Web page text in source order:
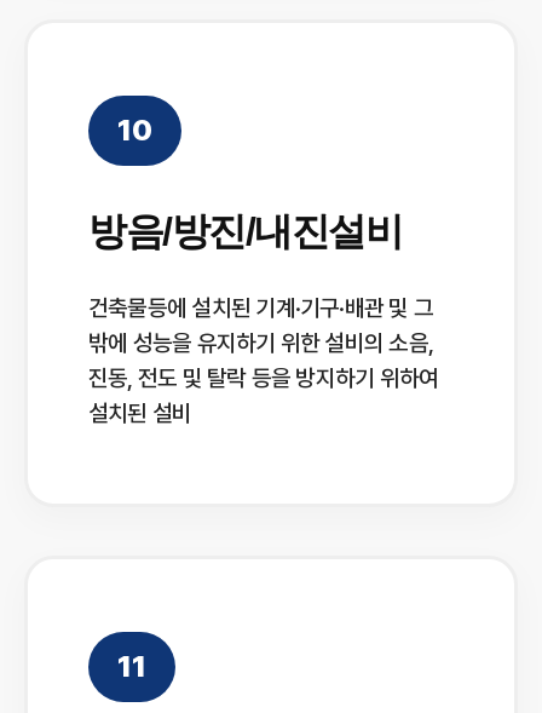
10
방음/방진/내진설비
건축물등에 설치된 기계·기구·배관 및 그
밖에 성능을 유지하기 위한 설비의 소음,
진동, 전도 및 탈락 등을 방지하기 위하여
설치된 설비
11